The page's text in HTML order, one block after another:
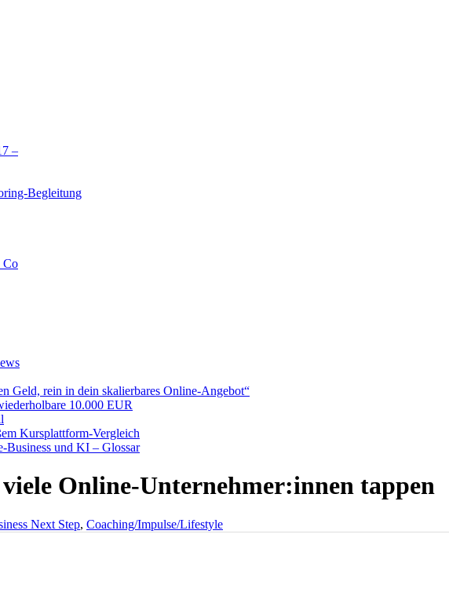
–
Begleitung
Co
Geld, rein in dein skalierbares Online-Angebot“
10.000 EUR
Kursplattform-Vergleich
und KI – Glossar
Online-Unternehmer:innen tappen
Next Step, Coaching/Impulse/Lifestyle